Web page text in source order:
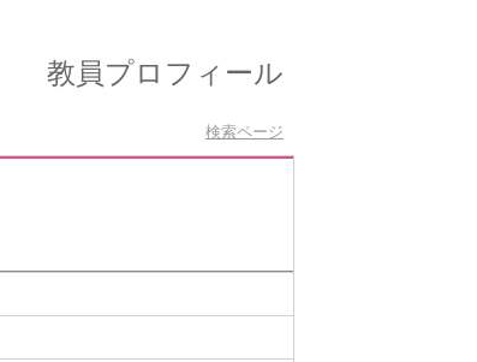
教員プロフィール
検索ページ